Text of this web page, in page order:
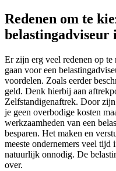
Redenen om te
Er zijn erg veel redenen op
gaan voor een
voordelen. Zoals eerder
geld. Denk hierbij aan
Zelfstandigenaftrek. Door
je geen overbodige kosten
werkzaamheden van een
besparen. Het maken en
meeste ondernemers veel tijd
natuurlijk onnodig. De
over.